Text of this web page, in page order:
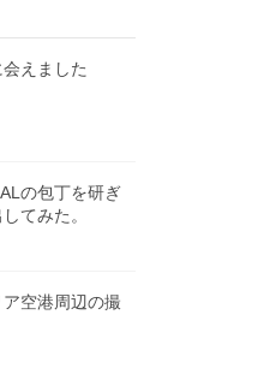
えました
の包丁を研ぎ
てみた。
空港周辺の撮